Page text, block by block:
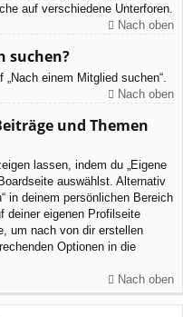
auf verschiedene Unterforen.
Nach oben
suchen?
einem Mitglied suchen“.
Nach oben
und Themen
lassen, indem du „Eigene
auswählst. Alternativ
in deinem persönlichen Bereich
deiner eigenen Profilseite
um nach von dir erstellen
Optionen in die
Nach oben